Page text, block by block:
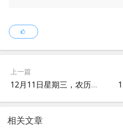
上一篇
12月11日星期三，农历冬月十一，工作愉快，平安喜乐
相关文章